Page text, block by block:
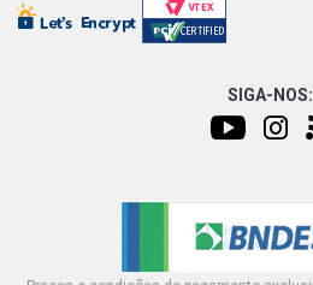
SIGA-NOS: